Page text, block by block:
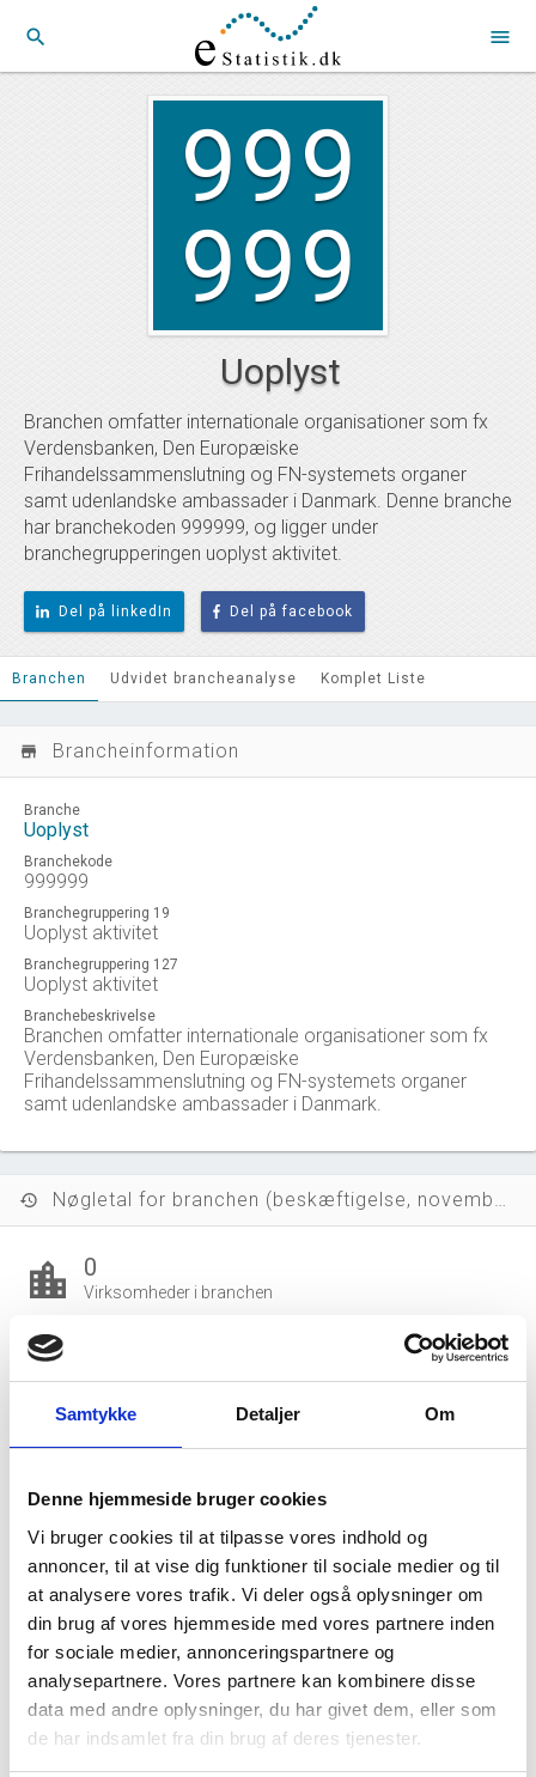
Samtykke Detaljer Om
Denne hjemmeside bruger cookies
Vi bruger cookies til at tilpasse vores indhold og
annoncer, til at vise dig funktioner til sociale medier og til
at analysere vores trafik. Vi deler også oplysninger om
din brug af vores hjemmeside med vores partnere inden
for sociale medier, annonceringspartnere og
analysepartnere. Vores partnere kan kombinere disse
data med andre oplysninger, du har givet dem, eller som
de har indsamlet fra din brug af deres tjenester.
search menu
999
999
Uoplyst
Branchen omfatter internationale organisationer som fx
Verdensbanken, Den Europæiske
Frihandelssammenslutning og FN-systemets organer
samt udenlandske ambassader i Danmark. Denne branche
har branchekoden 999999, og ligger under
branchegrupperingen uoplyst aktivitet.
Del på linkedIn Del på facebook
Branchen Udvidet brancheanalyse Komplet Liste
store_mall_directory Brancheinformation
Branche
Uoplyst
Branchekode
999999
Branchegruppering 19
Uoplyst aktivitet
Branchegruppering 127
Uoplyst aktivitet
Branchebeskrivelse
Branchen omfatter internationale organisationer som fx
Verdensbanken, Den Europæiske
Frihandelssammenslutning og FN-systemets organer
samt udenlandske ambassader i Danmark.
history Nøgletal for branchen (beskæftigelse, november 2023)
location_city 0
Virksomheder i branchen
money Salg i branchen (2024)
local_shipping 0 mio. DKK
account_balance_wallet 0 DKK
Gns. lønsum pr. fuldtidsbeskæftiget
people_outline 2.790
Beskæftigede i branchen
group 0
Fuldtidsbeskæftigede i branchen